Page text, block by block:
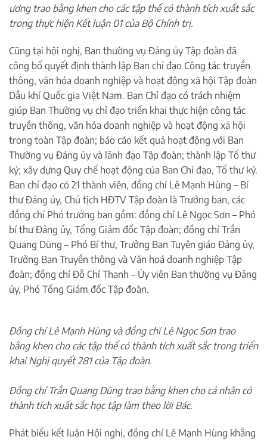
ương trao bằng khen cho các tập thể có thành tích xuất sắc
trong thực hiện Kết luận 01 của Bộ Chính trị.
Cũng tại hội nghị, Ban thường vụ Đảng ủy Tập đoàn đã
công bố quyết định thành lập Ban chỉ đạo Công tác truyền
thông, văn hóa doanh nghiệp và hoạt động xã hội Tập đoàn
Dầu khí Quốc gia Việt Nam. Ban Chỉ đạo có trách nhiệm
giúp Ban Thường vụ chỉ đạo triển khai thực hiện công tác
truyền thông, văn hóa doanh nghiệp và hoạt động xã hội
trong toàn Tập đoàn; báo cáo kết quả hoạt động với Ban
Thường vụ Đảng ủy và lãnh đạo Tập đoàn; thành lập Tổ thư
ký; xây dựng Quy chế hoạt động của Ban Chỉ đạo, Tổ thư ký.
Ban chỉ đạo có 21 thành viên, đồng chí Lê Mạnh Hùng – Bí
thư Đảng ủy, Chủ tịch HĐTV Tập đoàn là Trưởng ban, các
đồng chí Phó trưởng ban gồm: đồng chí Lê Ngọc Sơn – Phó
bí thư Đảng ủy, Tổng Giám đốc Tập đoàn; đồng chí Trần
Quang Dũng – Phó Bí thư, Trưởng Ban Tuyên giáo Đảng ủy,
Trưởng Ban Truyền thông và Văn hoá doanh nghiệp Tập
đoàn; đồng chí Đỗ Chí Thanh – Ủy viên Ban thường vụ Đảng
ủy, Phó Tổng Giám đốc Tập đoàn.
Đồng chí Lê Mạnh Hùng và đồng chí Lê Ngọc Sơn trao
bằng khen cho các tập thể có thành tích xuất sắc trong triển
khai Nghị quyết 281 của Tập đoàn.
Đồng chí Trần Quang Dũng trao bằng khen cho cá nhân có
thành tích xuất sắc học tập làm theo lời Bác.
Phát biểu kết luận Hội nghị, đồng chí Lê Mạnh Hùng khẳng